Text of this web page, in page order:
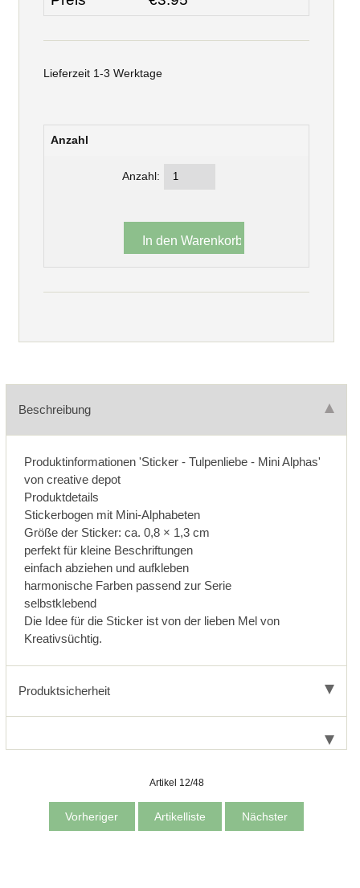
Lieferzeit 1-3 Werktage
Anzahl
Anzahl:
Beschreibung
Produktinformationen 'Sticker - Tulpenliebe - Mini Alphas'
von creative depot
Produktdetails
Stickerbogen mit Mini-Alphabeten
Größe der Sticker: ca. 0,8 × 1,3 cm
perfekt für kleine Beschriftungen
einfach abziehen und aufkleben
harmonische Farben passend zur Serie
selbstklebend
Die Idee für die Sticker ist von der lieben Mel von
Kreativsüchtig.
Produktsicherheit
Artikel 12/48
Vorheriger Artikelliste Nächster